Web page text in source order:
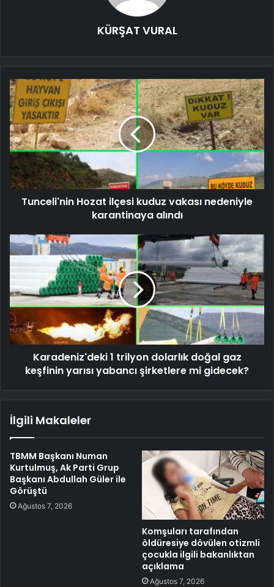
KÜRŞAT VURAL
Tunceli'nin Hozat ilçesi kuduz vakası nedeniyle
karantinaya alındı
Karadeniz'deki 1 trilyon dolarlık doğal gaz
keşfinin yarısı yabancı şirketlere mi gidecek?
İlgili Makaleler
TBMM Başkanı Numan
Kurtulmuş, Ak Parti Grup
Başkanı Abdullah Güler ile
Görüştü
Ağustos 7, 2026
Komşuları tarafından
öldüresiye dövülen otizmli
çocukla ilgili bakanlıktan
açıklama
Ağustos 7, 2026